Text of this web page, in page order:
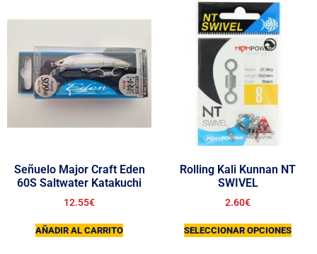
Señuelo Major Craft Eden
60S Saltwater Katakuchi
12.55€
AÑADIR AL CARRITO
Rolling Kali Kunnan NT
SWIVEL
2.60€
SELECCIONAR OPCIONES